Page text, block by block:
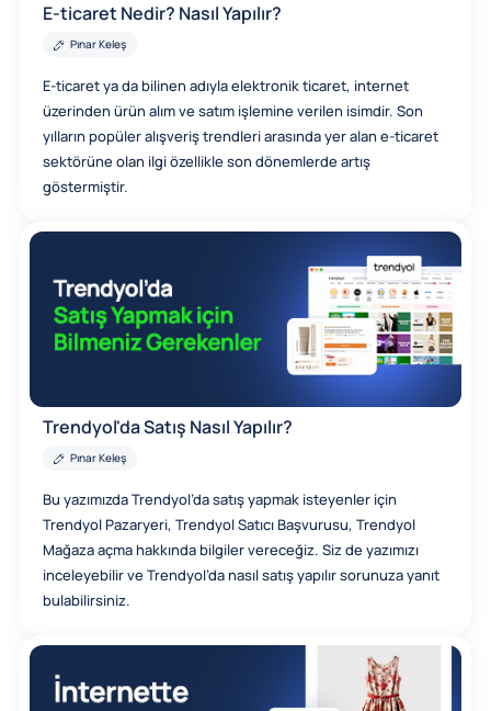
E-ticaret Nedir? Nasıl Yapılır?
Pınar Keleş
E-ticaret ya da bilinen adıyla elektronik ticaret, internet
üzerinden ürün alım ve satım işlemine verilen isimdir. Son
yılların popüler alışveriş trendleri arasında yer alan e-ticaret
sektörüne olan ilgi özellikle son dönemlerde artış
göstermiştir.
Trendyol'da Satış Nasıl Yapılır?
Pınar Keleş
Bu yazımızda Trendyol’da satış yapmak isteyenler için
Trendyol Pazaryeri, Trendyol Satıcı Başvurusu, Trendyol
Mağaza açma hakkında bilgiler vereceğiz. Siz de yazımızı
inceleyebilir ve Trendyol’da nasıl satış yapılır sorunuza yanıt
bulabilirsiniz.